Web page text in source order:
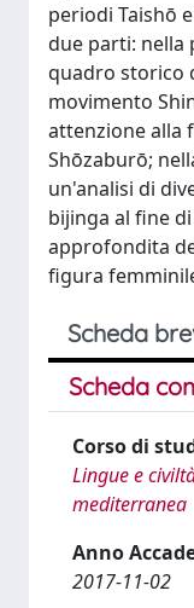
periodi Taishō
due parti: nella
quadro storico
movimento
attenzione alla
Shōzaburō;
un'analisi di
bijinga al fine
approfondita
figura
Scheda
Scheda
Corso di
Lingue e
mediterranea
Anno
2017-11-02